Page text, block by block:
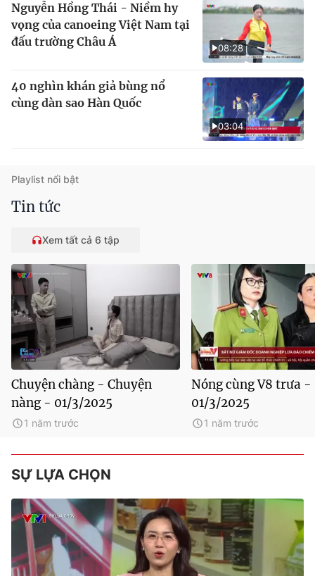
08:28
Nguyễn Hồng Thái - Niềm hy
vọng của canoeing Việt Nam tại
đấu trường Châu Á
03:04
40 nghìn khán giả bùng nổ
cùng dàn sao Hàn Quốc
Playlist nổi bật
Tin tức
Xem tất cả 6 tập
Chuyện chàng - Chuyện
nàng - 01/3/2025
1 năm trước
Nóng cùng V8 trưa -
01/3/2025
1 năm trước
SỰ LỰA CHỌN